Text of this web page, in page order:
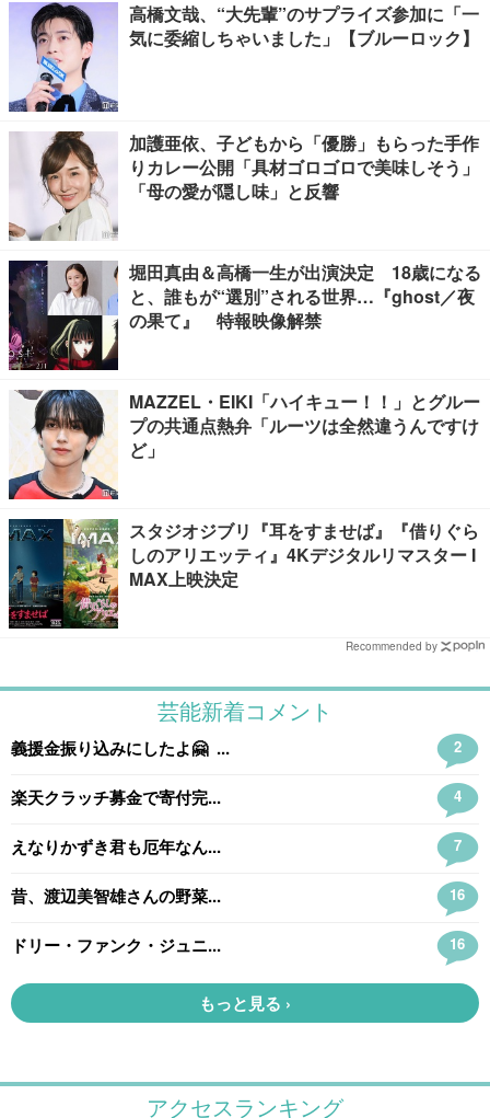
高橋文哉、“大先輩”のサプライズ参加に「一
気に委縮しちゃいました」【ブルーロック】
加護亜依、子どもから「優勝」もらった手作
りカレー公開「具材ゴロゴロで美味しそう」
「母の愛が隠し味」と反響
堀田真由＆高橋一生が出演決定 18歳になる
と、誰もが“選別”される世界…『ghost／夜
の果て』 特報映像解禁
MAZZEL・EIKI「ハイキュー！！」とグルー
プの共通点熱弁「ルーツは全然違うんですけ
ど」
スタジオジブリ『耳をすませば』『借りぐら
しのアリエッティ』4Kデジタルリマスター I
MAX上映決定
Recommended by
アクセスランキング